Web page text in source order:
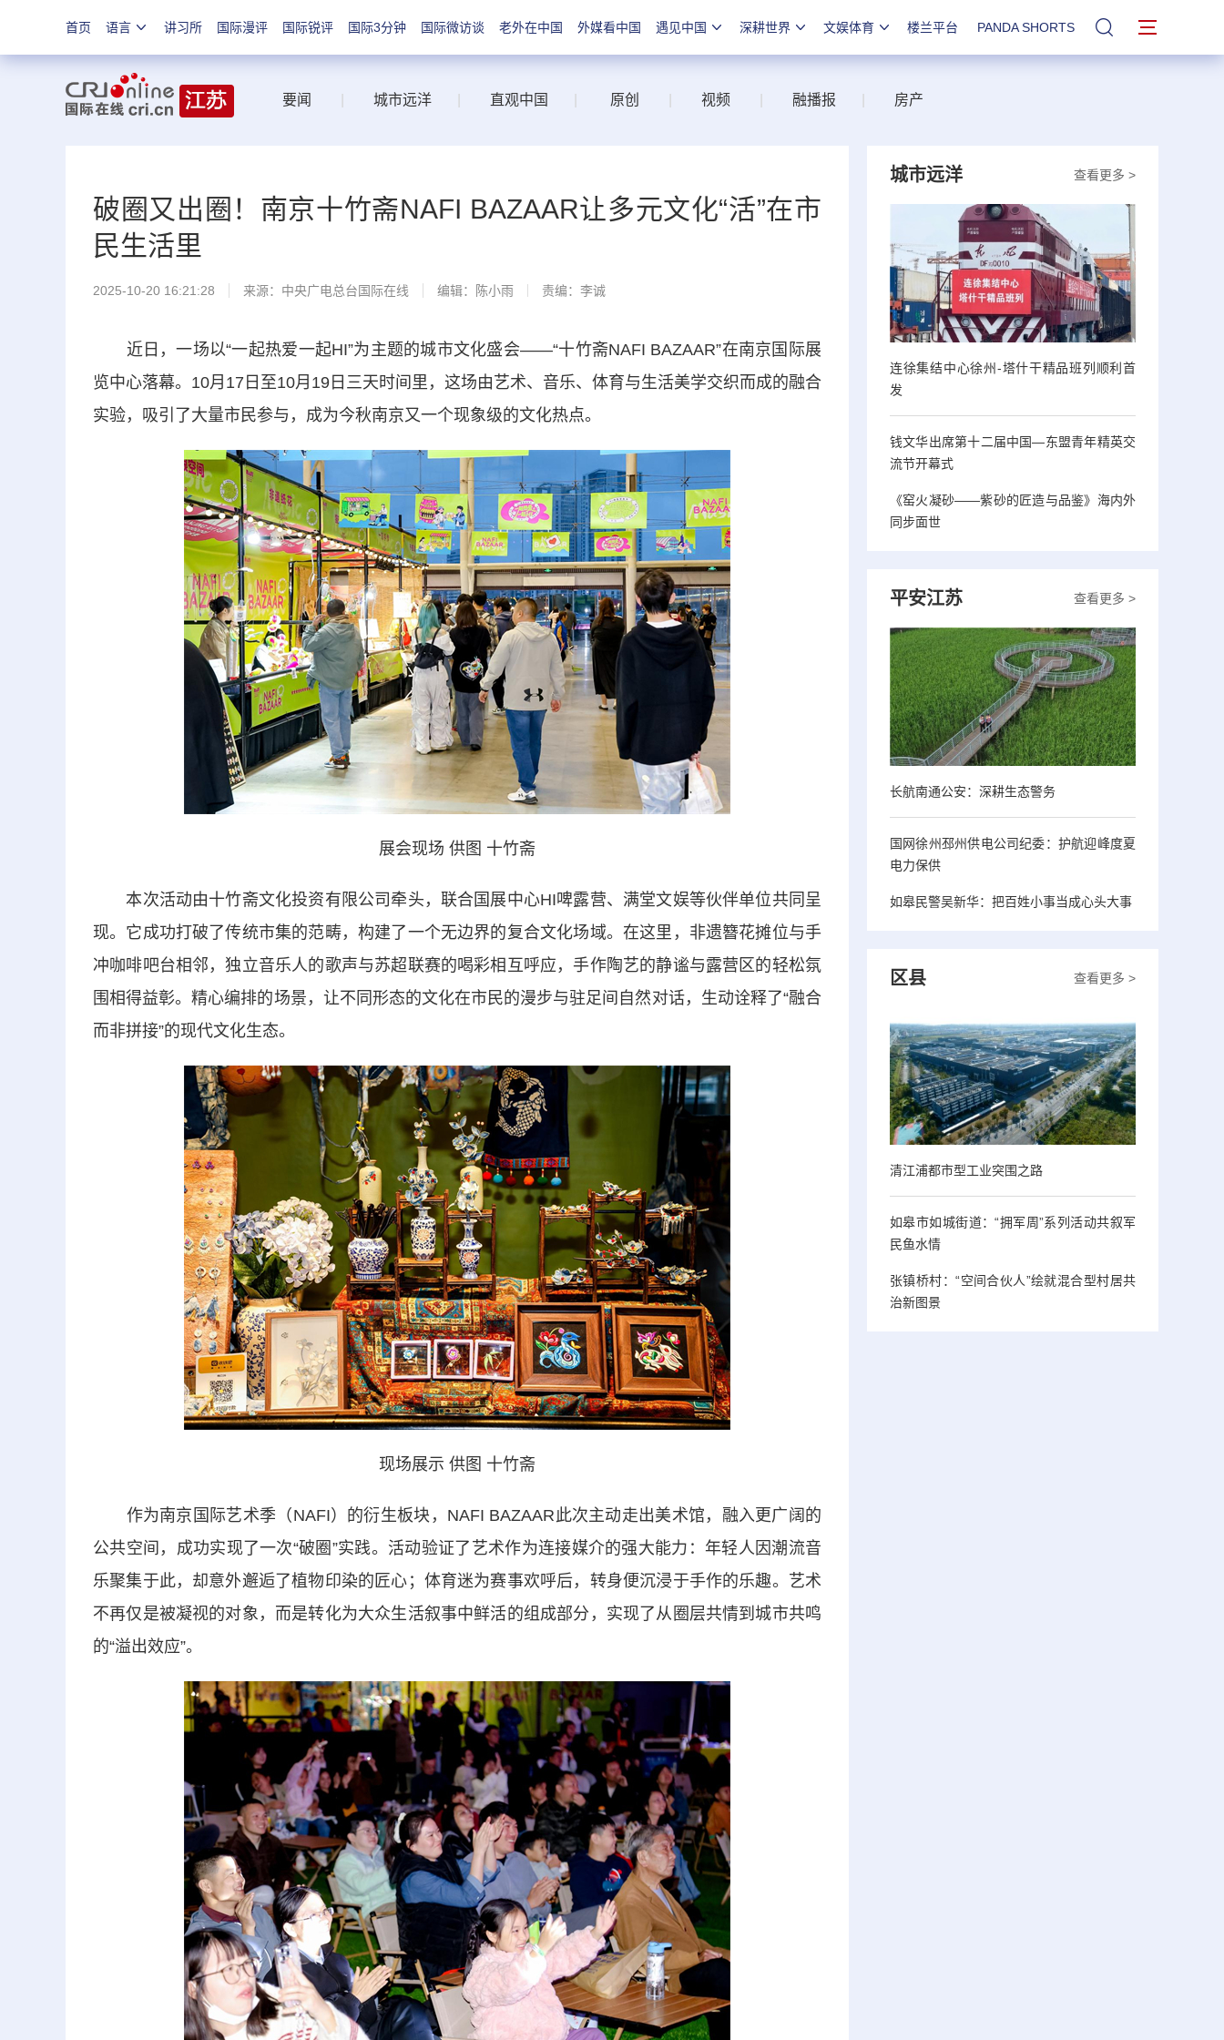
首页 语言 讲习所 国际漫评 国际锐评 国际3分钟 国际微访谈 老外在中国 外媒看中国 遇见中国 深耕世界 文娱体育 楼兰平台 PANDA SHORTS 站内搜索
要闻 城市远洋 直观中国 原创 视频 融播报 房产
破圈又出圈！南京十竹斋NAFI BAZAAR让多元文化“活”在市
民生活里
2025-10-20 16:21:28 来源：中央广电总台国际在线 编辑：陈小雨 责编：李诚
近日，一场以“一起热爱一起HI”为主题的城市文化盛会——“十竹斋NAFI BAZAAR”在南京国际展
览中心落幕。10月17日至10月19日三天时间里，这场由艺术、音乐、体育与生活美学交织而成的融合
实验，吸引了大量市民参与，成为今秋南京又一个现象级的文化热点。
展会现场 供图 十竹斋
本次活动由十竹斋文化投资有限公司牵头，联合国展中心HI啤露营、满堂文娱等伙伴单位共同呈
现。它成功打破了传统市集的范畴，构建了一个无边界的复合文化场域。在这里，非遗簪花摊位与手
冲咖啡吧台相邻，独立音乐人的歌声与苏超联赛的喝彩相互呼应，手作陶艺的静谧与露营区的轻松氛
围相得益彰。精心编排的场景，让不同形态的文化在市民的漫步与驻足间自然对话，生动诠释了“融合
而非拼接”的现代文化生态。
现场展示 供图 十竹斋
作为南京国际艺术季（NAFI）的衍生板块，NAFI BAZAAR此次主动走出美术馆，融入更广阔的
公共空间，成功实现了一次“破圈”实践。活动验证了艺术作为连接媒介的强大能力：年轻人因潮流音
乐聚集于此，却意外邂逅了植物印染的匠心；体育迷为赛事欢呼后，转身便沉浸于手作的乐趣。艺术
不再仅是被凝视的对象，而是转化为大众生活叙事中鲜活的组成部分，实现了从圈层共情到城市共鸣
的“溢出效应”。
查看更多 >
城市远洋
连徐集结中心徐州-塔什干精品班列顺利首
发
钱文华出席第十二届中国—东盟青年精英交
流节开幕式
《窑火凝砂——紫砂的匠造与品鉴》海内外
同步面世
查看更多 >
平安江苏
长航南通公安：深耕生态警务
国网徐州邳州供电公司纪委：护航迎峰度夏
电力保供
如皋民警吴新华：把百姓小事当成心头大事
查看更多 >
区县
清江浦都市型工业突围之路
如皋市如城街道：“拥军周”系列活动共叙军
民鱼水情
张镇桥村：“空间合伙人”绘就混合型村居共
治新图景